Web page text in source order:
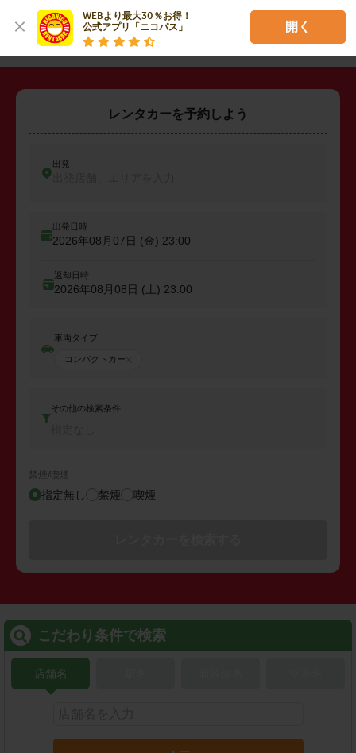
WEBより最大30％お得！
公式アプリ「ニコパス」
開く
・ 坂戸市 ・鶴ヶ島市 入間郡三芳町
レンタカーを予約しよう
出発
出発日時
2026年08月07日 (金) 23:00
返却日時
2026年08月08日 (土) 23:00
車両タイプ
コンパクトカー
その他の検索条件
禁煙/喫煙
指定無し 禁煙 喫煙
こだわり条件で検索
店舗名